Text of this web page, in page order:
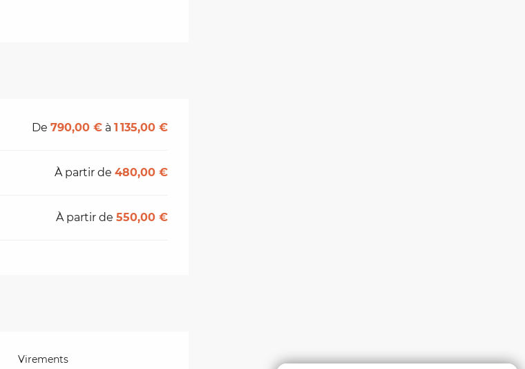
De790,00 € à1 135,00 €
À partir de480,00 €
À partir de550,00 €
Virements